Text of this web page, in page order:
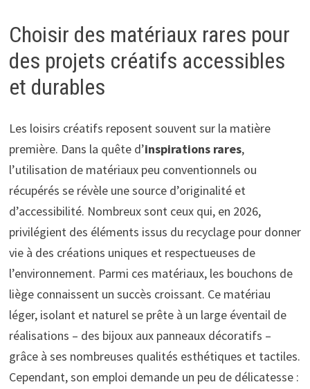
Choisir des matériaux rares pour
des projets créatifs accessibles
et durables
Les loisirs créatifs reposent souvent sur la matière
première. Dans la quête d’inspirations rares,
l’utilisation de matériaux peu conventionnels ou
récupérés se révèle une source d’originalité et
d’accessibilité. Nombreux sont ceux qui, en 2026,
privilégient des éléments issus du recyclage pour donner
vie à des créations uniques et respectueuses de
l’environnement. Parmi ces matériaux, les bouchons de
liège connaissent un succès croissant. Ce matériau
léger, isolant et naturel se prête à un large éventail de
réalisations – des bijoux aux panneaux décoratifs –
grâce à ses nombreuses qualités esthétiques et tactiles.
Cependant, son emploi demande un peu de délicatesse :